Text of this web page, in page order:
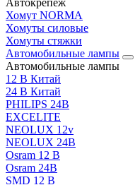
Автокрепеж
Хомут NORMA
Хомуты силовые
Хомуты стяжки
Автомобильные лампы
Автомобильные лампы
12 В Китай
24 В Китай
PHILIPS 24В
EXCELITE
NEOLUX 12v
NEOLUX 24В
Osram 12 В
Osram 24В
SMD 12 В